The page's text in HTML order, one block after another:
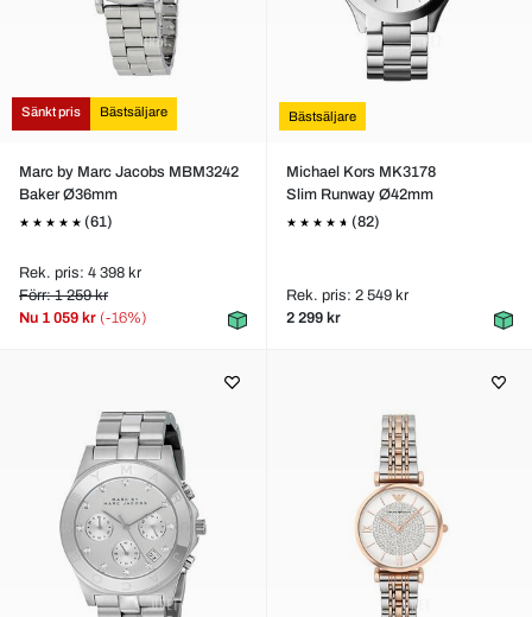
Sänkt pris Bästsäljare
Marc by Marc Jacobs MBM3242
Baker Ø36mm
(61)
Rek. pris: 4 398 kr
Förr: 1 259 kr
Nu 1 059 kr (-16%)
Bästsäljare
Michael Kors MK3178
Slim Runway Ø42mm
(82)
Rek. pris: 2 549 kr
2 299 kr